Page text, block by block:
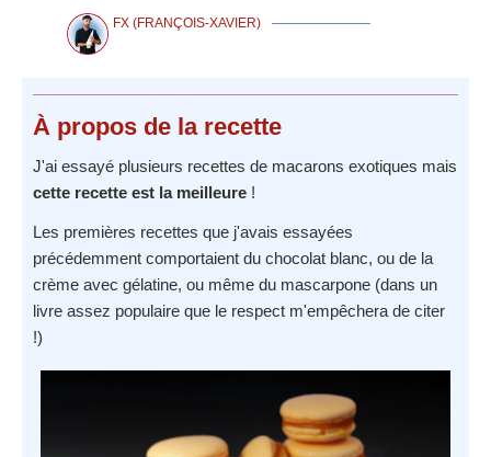
FX (FRANÇOIS-XAVIER)
À propos de la recette
J'ai essayé plusieurs recettes de macarons exotiques mais
cette recette est la meilleure !
Les premières recettes que j'avais essayées
précédemment comportaient du chocolat blanc, ou de la
crème avec gélatine, ou même du mascarpone (dans un
livre assez populaire que le respect m'empêchera de citer
!)